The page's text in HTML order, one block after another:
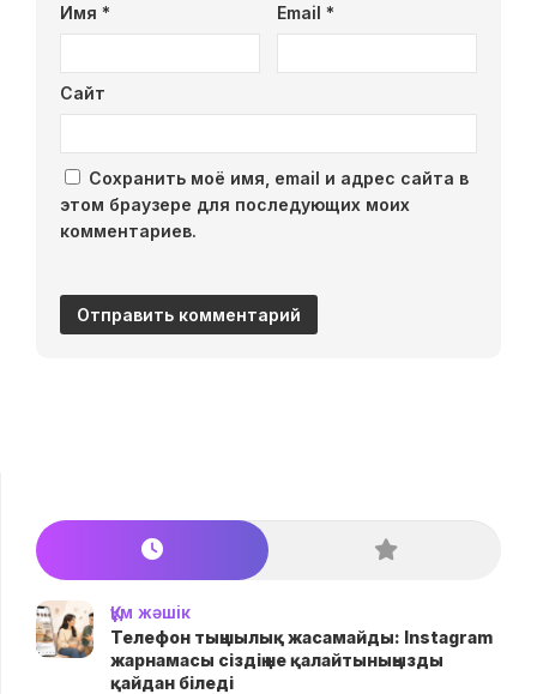
Имя * Email *
Сайт
Сохранить моё имя, email и адрес сайта в
этом браузере для последующих моих
комментариев.
Құм жәшік
Телефон тыңшылық жасамайды: Instagram
жарнамасы сіздің не қалайтыныңызды
қайдан біледі